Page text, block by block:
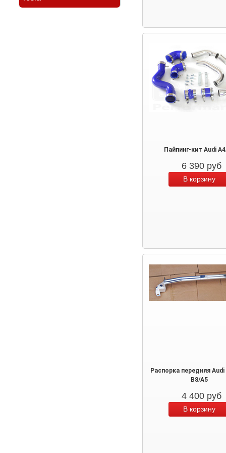
Пайпинг-кит Audi
6 390 руб
Распорка передняя Audi
B8/A5
4 400 руб